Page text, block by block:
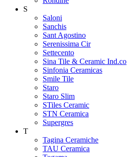
S
Saloni
Sanchis
Sant Agostino
Serenissima Cir
Settecento
Sina Tile & Ceramic Ind.co
Sinfonia Ceramicas
Smile Tile
Staro
Staro Slim
STiles Ceramic
STN Ceramica
Supergres
T
Tagina Ceramiche
TAU Ceramica